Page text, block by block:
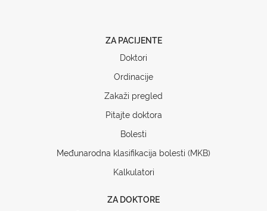
ZA PACIJENTE
Doktori
Ordinacije
Zakaži pregled
Pitajte doktora
Bolesti
Međunarodna klasifikacija bolesti (MKB)
Kalkulatori
ZA DOKTORE